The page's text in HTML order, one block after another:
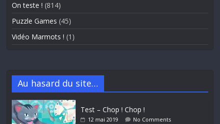
On teste ! (814)
Puzzle Games (45)
Vidéo Marmots ! (1)
Au hasard du site…
Test – Chop ! Chop !
12 mai 2019 No Comments